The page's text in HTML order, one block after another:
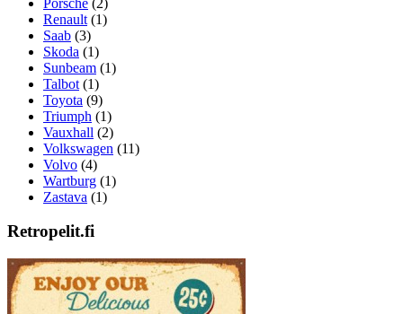
Renault (1)
Saab (3)
Skoda (1)
Sunbeam (1)
Talbot (1)
Toyota (9)
Triumph (1)
Vauxhall (2)
Volkswagen (11)
Volvo (4)
Wartburg (1)
Zastava (1)
Retropelit.fi